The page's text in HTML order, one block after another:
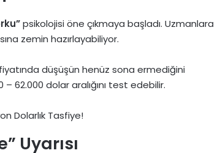
psikolojisi öne çıkmaya başladı. Uzmanlara
zemin hazırlayabiliyor.
düşüşün henüz sona ermediğini
62.000 dolar aralığını test edebilir.
Uyarısı